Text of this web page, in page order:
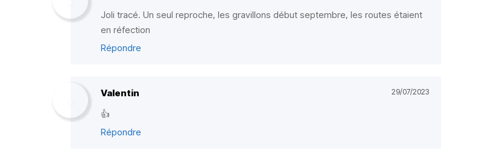
Joli tracé. Un seul reproche, les gravillons début septembre, les routes étaient
en réfection
Répondre
Valentin 29/07/2023
👍
Répondre